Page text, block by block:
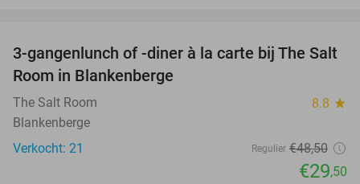
39%
3-gangenlunch of -diner à la carte bij The Salt
Room in Blankenberge
The Salt Room 8.8 star
Blankenberge
Verkocht: 21
Regulier €48,50
€29,50